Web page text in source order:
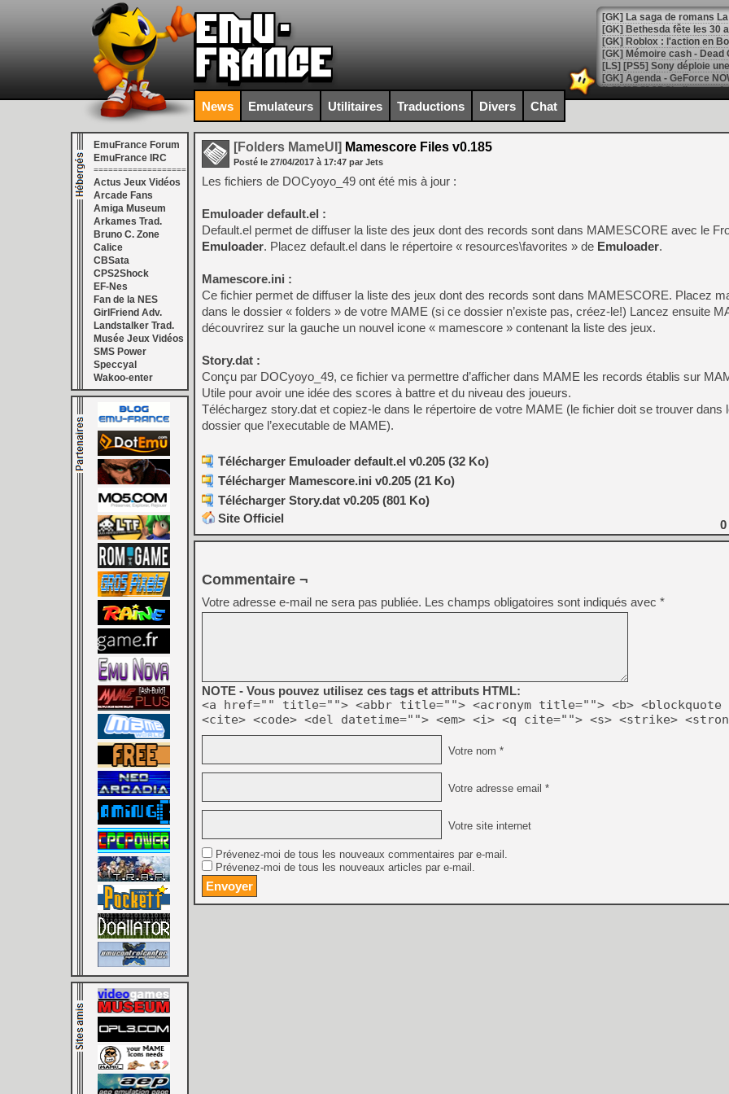
[GK] Bethesda fête les 30
[GK] Roblox : l'action en
[GK] Agenda - GeForce
[GK] Devolver Digital en a
[LS] [PS5] ps5-y2jb-
[GK] Pourquoi Marvel
[GK] Test : Restory : Chill
[GK] GTA 6 : Rockstar
[GK] Hot Wheels Infinite
[GK] Mémoire cash -
[GK] Résultats Nintendo :
[GK] Déjà des
[GK] Minecraft et ses «
[GK] Beast of
[GK] Ubisoft : fin de partie
[GK] Mémoire cash -
[GK] Dan Houser (GTA)
[GK] Comment EA Sports
[GK] Crimson Moon : un
[GK] Isle of Reveries : le
[GK] Moonlighter 2 : The
[GK] Capcom relance
[GK] Le beat'em up The
[GK] Endless Legend 2 :
[LS] [PS5] Le WebKit
[GK] Oubliez Crazy Taxi,
[LS] [Switch] NSZ 5.0.0
News Emulateurs Utilitaires Traductions Divers Chat
EmuFrance Forum
EmuFrance IRC
===================
Actus Jeux Vidéos
Arcade Fans
Amiga Museum
Arkames Trad.
Bruno C. Zone
Calice
CBSata
CPS2Shock
EF-Nes
Fan de la NES
GirlFriend Adv.
Landstalker Trad.
Musée Jeux Vidéos
SMS Power
Speccyal
Wakoo-enter
[Folders MameUI] Mamescore Files v0.185
Posté le 27/04/2017 à 17:47 par Jets
Les fichiers de DOCyoyo_49 ont été mis à jour :
Emuloader default.el :
Default.el permet de diffuser la liste des jeux dont des records sont dans MAMESCORE avec le
Emuloader. Placez default.el dans le répertoire « resources\favorites » de Emuloader.
Mamescore.ini :
Ce fichier permet de diffuser la liste des jeux dont des records sont dans MAMESCORE. Placez
dans le dossier « folders » de votre MAME (si ce dossier n’existe pas, créez-le!) Lancez ensuite
découvrirez sur la gauche un nouvel icone « mamescore » contenant la liste des jeux.
Story.dat :
Conçu par DOCyoyo_49, ce fichier va permettre d’afficher dans MAME les records établis sur
Utile pour avoir une idée des scores à battre et du niveau des joueurs.
Téléchargez story.dat et copiez-le dans le répertoire de votre MAME (le fichier doit se trouver dans
dossier que l’executable de MAME).
Télécharger Emuloader default.el v0.205 (32 Ko)
Télécharger Mamescore.ini v0.205 (21 Ko)
Télécharger Story.dat v0.205 (801 Ko)
Site Officiel
0
Commentaire ¬
Votre adresse e-mail ne sera pas publiée. Les champs obligatoires sont indiqués avec *
NOTE - Vous pouvez utilisez ces tags et attributs HTML:
<a href="" title=""> <abbr title=""> <acronym title=""> <b> <blockquote
<cite> <code> <del datetime=""> <em> <i> <q cite=""> <s> <strike>
Votre nom *
Votre adresse email *
Votre site internet
Prévenez-moi de tous les nouveaux commentaires par e-mail.
Prévenez-moi de tous les nouveaux articles par e-mail.